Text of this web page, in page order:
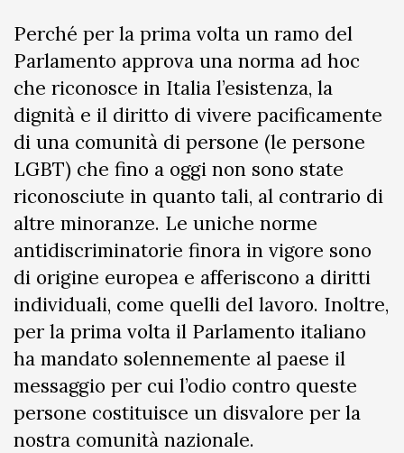
Perché per la prima volta un ramo del
Parlamento approva una norma ad hoc
che riconosce in Italia l’esistenza, la
dignità e il diritto di vivere pacificamente
di una comunità di persone (le persone
LGBT) che fino a oggi non sono state
riconosciute in quanto tali, al contrario di
altre minoranze. Le uniche norme
antidiscriminatorie finora in vigore sono
di origine europea e afferiscono a diritti
individuali, come quelli del lavoro. Inoltre,
per la prima volta il Parlamento italiano
ha mandato solennemente al paese il
messaggio per cui l’odio contro queste
persone costituisce un disvalore per la
nostra comunità nazionale.